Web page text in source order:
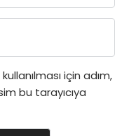
için adım,
bu tarayıcıya